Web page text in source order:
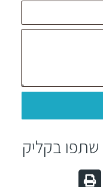
שתפו בקליק